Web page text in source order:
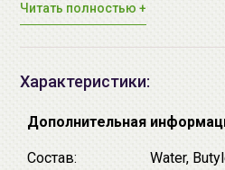
Удобный флакон с дозатором
попадание воздуха и делает
впитывается, оставляет
содержит искусственных
Читать полностью +
Характеристики:
Дополнительная
Состав:
Water,